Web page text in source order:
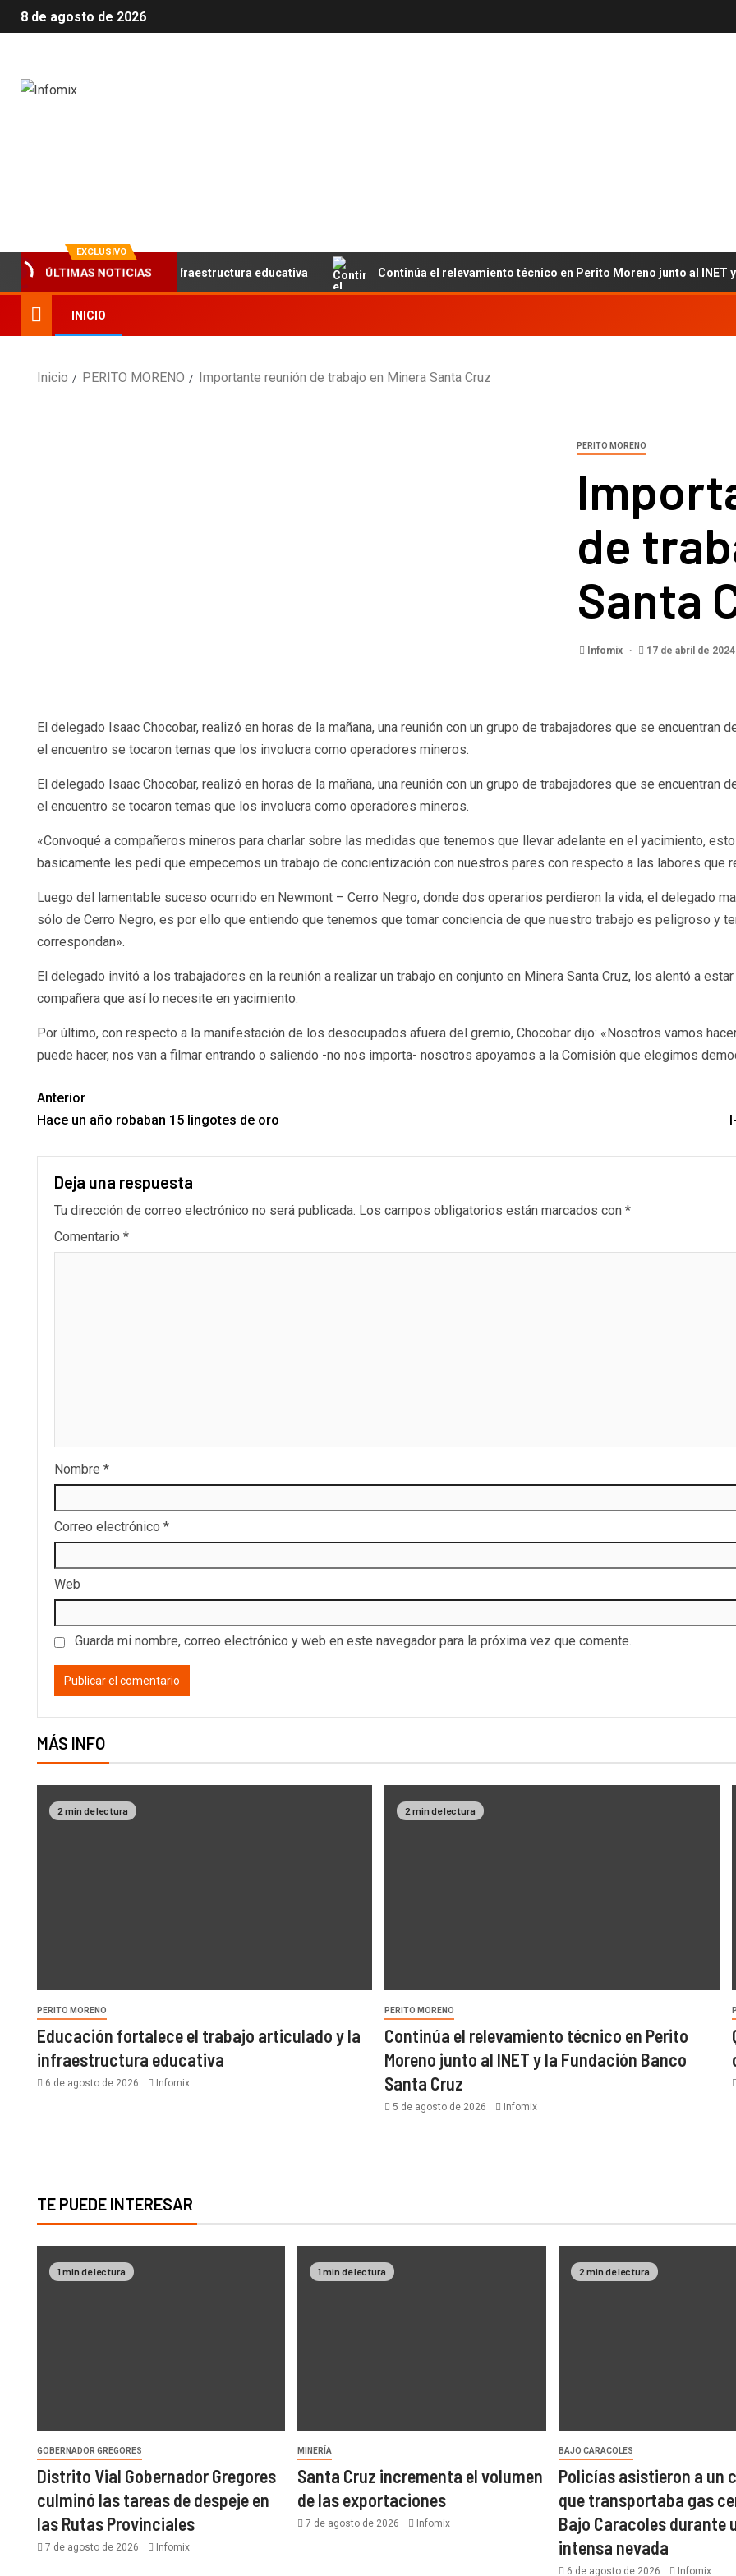
8 de agosto de 2026
EXCLUSIVO
ÚLTIMAS NOTICIAS
trabajo articulado y la infraestructura educativa Continúa el relevamiento técnico en Perito Moreno junto al INET y la
INICIO
Inicio PERITO MORENO Importante reunión de trabajo en Minera Santa Cruz
PERITO MORENO
de
Santa
Infomix 17 de abril de 2024
El delegado Isaac Chocobar, realizó en horas de la mañana, una reunión con un grupo de trabajadores que se encuentran
el encuentro se tocaron temas que los involucra como operadores mineros.
El delegado Isaac Chocobar, realizó en horas de la mañana, una reunión con un grupo de trabajadores que se encuentran
el encuentro se tocaron temas que los involucra como operadores mineros.
«Convoqué a compañeros mineros para charlar sobre las medidas que tenemos que llevar adelante en el yacimiento,
basicamente les pedí que empecemos un trabajo de concientización con nuestros pares con respecto a las labores que
Luego del lamentable suceso ocurrido en Newmont – Cerro Negro, donde dos operarios perdieron la vida, el delegado
sólo de Cerro Negro, es por ello que entiendo que tenemos que tomar conciencia de que nuestro trabajo es peligroso y
correspondan».
El delegado invitó a los trabajadores en la reunión a realizar un trabajo en conjunto en Minera Santa Cruz, los alentó a
compañera que así lo necesite en yacimiento.
Por último, con respecto a la manifestación de los desocupados afuera del gremio, Chocobar dijo: «Nosotros vamos
puede hacer, nos van a filmar entrando o saliendo -no nos importa- nosotros apoyamos a la Comisión que elegimos
Anterior
Hace un año robaban 15 lingotes de oro
Deja una respuesta
Tu dirección de correo electrónico no será publicada. Los campos obligatorios están marcados con *
Comentario *
Nombre *
Correo electrónico *
Web
Guarda mi nombre, correo electrónico y web en este navegador para la próxima vez que comente.
MÁS INFO
2 min de lectura
PERITO MORENO
Educación fortalece el trabajo articulado y la
infraestructura educativa
6 de agosto de 2026 Infomix
2 min de lectura
PERITO MORENO
Continúa el relevamiento técnico en Perito
Moreno junto al INET y la Fundación Banco
Santa Cruz
5 de agosto de 2026 Infomix
TE PUEDE INTERESAR
1 min de lectura
GOBERNADOR GREGORES
Distrito Vial Gobernador Gregores
culminó las tareas de despeje en
las Rutas Provinciales
7 de agosto de 2026 Infomix
1 min de lectura
MINERÍA
Santa Cruz incrementa el volumen
de las exportaciones
7 de agosto de 2026 Infomix
2 min de lectura
BAJO CARACOLES
Policías asistieron a un
que transportaba gas
Bajo Caracoles durante
intensa nevada
6 de agosto de 2026 Infomix